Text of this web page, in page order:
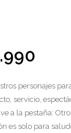
personajes
servicio,
a la pestaña:
es solo para